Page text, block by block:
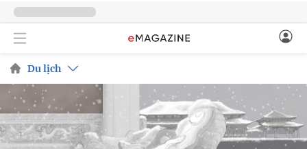
Du lịch